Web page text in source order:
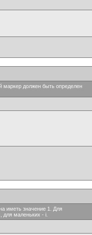
маркер должен быть определен
иметь значение 1. Для
маленьких - i.